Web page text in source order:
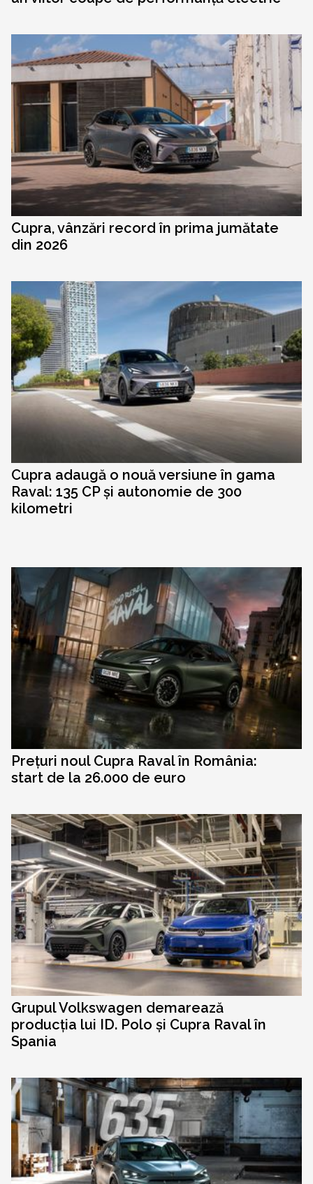
Cupra, vânzări record în prima jumătate
din 2026
Cupra adaugă o nouă versiune în gama
Raval: 135 CP și autonomie de 300
kilometri
Prețuri noul Cupra Raval în România:
start de la 26.000 de euro
Grupul Volkswagen demarează
producția lui ID. Polo și Cupra Raval în
Spania